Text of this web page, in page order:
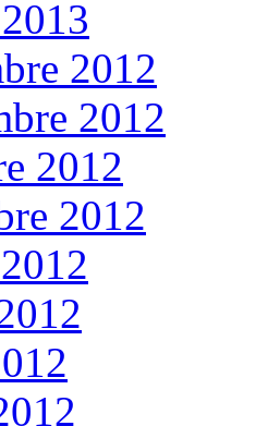
2012
2012
2012
2012